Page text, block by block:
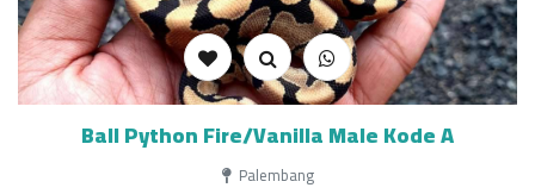
Ball Python Fire/Vanilla Male Kode A
Palembang